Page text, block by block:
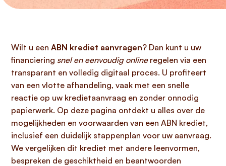
Wilt u een ABN krediet aanvragen? Dan kunt u uw
financiering snel en eenvoudig onlineregelen via een
transparant en volledig digitaal proces. U profiteert
van een vlotte afhandeling, vaak met een snelle
reactie op uw kredietaanvraag en zonder onnodig
papierwerk. Op deze pagina ontdekt u alles over de
mogelijkheden en voorwaarden van een ABN krediet,
inclusief een duidelijk stappenplan voor uw aanvraag.
We vergelijken dit krediet met andere leenvormen,
bespreken de geschiktheid en beantwoorden